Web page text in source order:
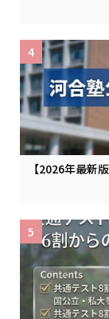
【2026年最新
4
5